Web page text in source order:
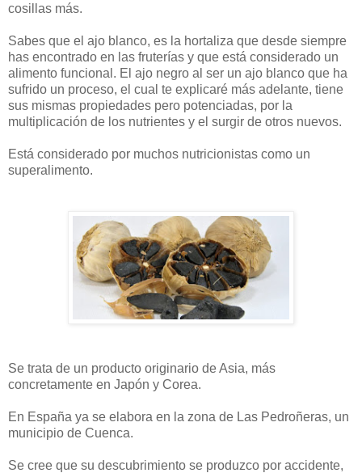
cosillas más.
Sabes que el ajo blanco, es la hortaliza que desde siempre
has encontrado en las fruterías y que está considerado un
alimento funcional. El ajo negro al ser un ajo blanco que ha
sufrido un proceso, el cual te explicaré más adelante, tiene
sus mismas propiedades pero potenciadas, por la
multiplicación de los nutrientes y el surgir de otros nuevos.
Está considerado por muchos nutricionistas como un
superalimento.
Se trata de un producto originario de Asia, más
concretamente en Japón y Corea.
En España ya se elabora en la zona de Las Pedroñeras, un
municipio de Cuenca.
Se cree que su descubrimiento se produzco por accidente,